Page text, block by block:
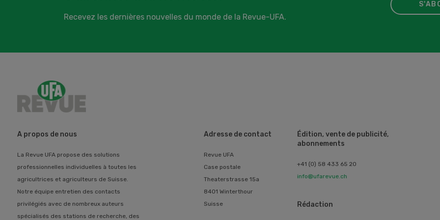
Recevez les dernières nouvelles du monde de la Revue-UFA.
A propos de nous
La Revue UFA propose des solutions
professionnelles individuelles à toutes les
agricultrices et agriculteurs de Suisse.
Notre équipe entretien des contacts
privilégiés avec de nombreux auteurs
spécialisés des stations de recherche, des
Adresse de contact
Revue UFA
Case postale
Theaterstrasse 15a
8401 Winterthour
Suisse
Édition, vente de publicité,
abonnements
+41 (0) 58 433 65 20
info@ufarevue.ch
Rédaction